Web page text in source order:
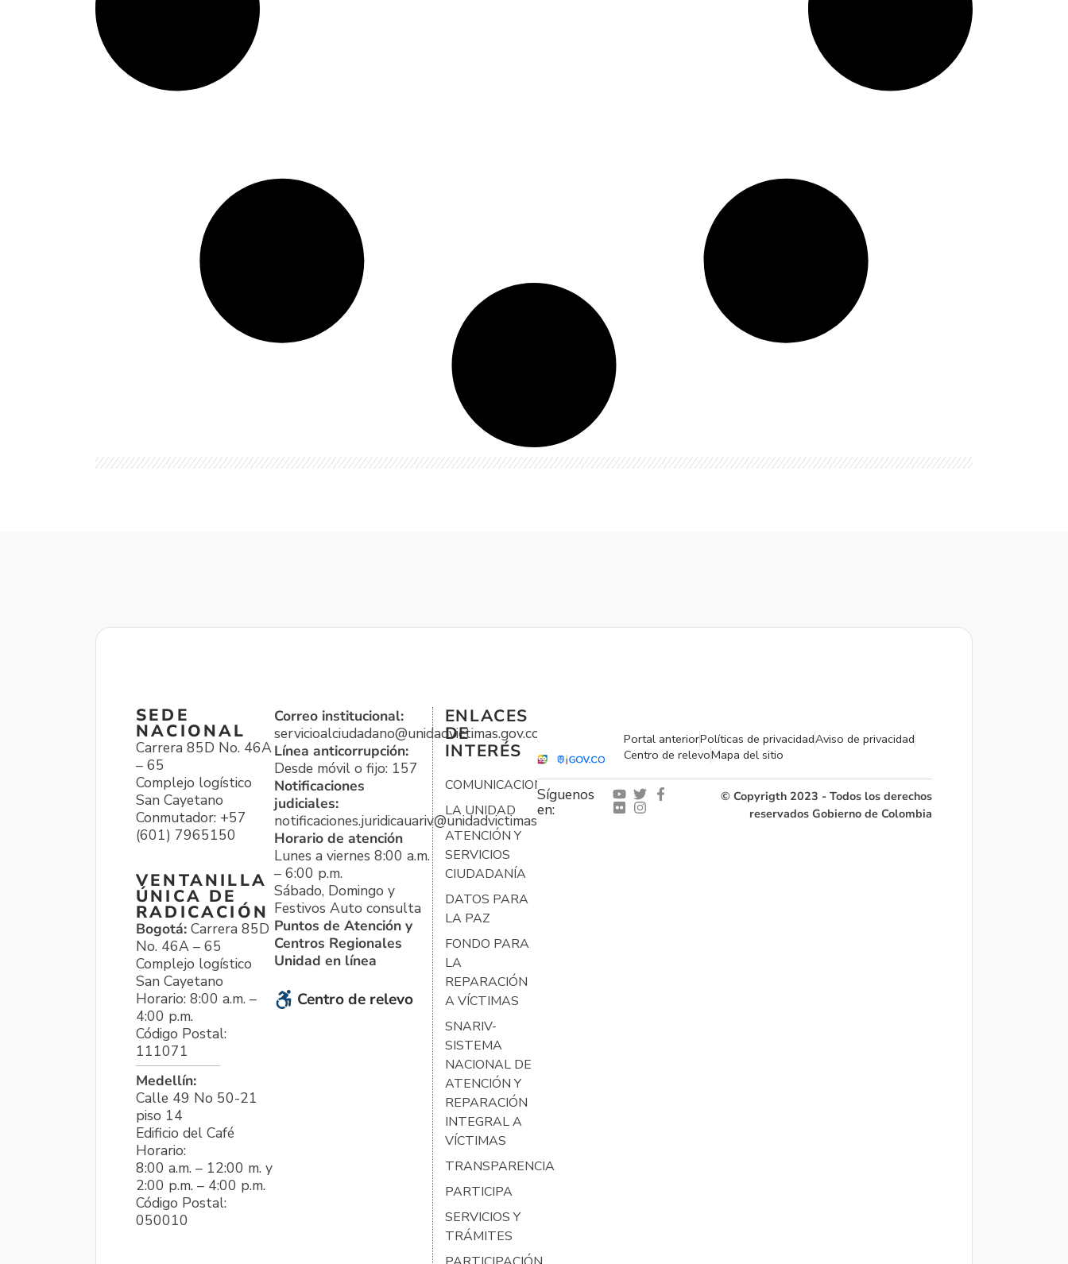
SEDE
NACIONAL
Carrera 85D No. 46A
– 65
Complejo logístico
San Cayetano
Conmutador: +57
(601) 7965150
VENTANILLA
ÚNICA DE
RADICACIÓN
Bogotá: Carrera 85D
No. 46A – 65
Complejo logístico
San Cayetano
Horario: 8:00 a.m. –
4:00 p.m.
Código Postal:
111071
Medellín:
Calle 49 No 50-21
piso 14
Edificio del Café
Horario:
8:00 a.m. – 12:00 m. y
2:00 p.m. – 4:00 p.m.
Código Postal:
050010
Correo institucional:
servicioalciudadano@unidadvictimas.gov.co
Línea anticorrupción:
Desde móvil o fijo: 157
Notificaciones
judiciales:
notificaciones.juridicauariv@unidadvictimas.gov.co
Horario de atención
Lunes a viernes 8:00 a.m.
– 6:00 p.m.
Sábado, Domingo y
Festivos Auto consulta
Puntos de Atención y
Centros Regionales
Unidad en línea
Centro de relevo
ENLACES
DE
INTERÉS
COMUNICACIONES
LA UNIDAD
ATENCIÓN Y
SERVICIOS
CIUDADANÍA
DATOS PARA
LA PAZ
FONDO PARA
LA
REPARACIÓN
A VÍCTIMAS
SNARIV-
SISTEMA
NACIONAL DE
ATENCIÓN Y
REPARACIÓN
INTEGRAL A
VÍCTIMAS
TRANSPARENCIA
PARTICIPA
SERVICIOS Y
TRÁMITES
Portal anteriorPolíticas de privacidadAviso de privacidad
Centro de relevoMapa del sitio
Síguenos
en:
© Copyrigth 2023 - Todos los derechos
reservados Gobierno de Colombia